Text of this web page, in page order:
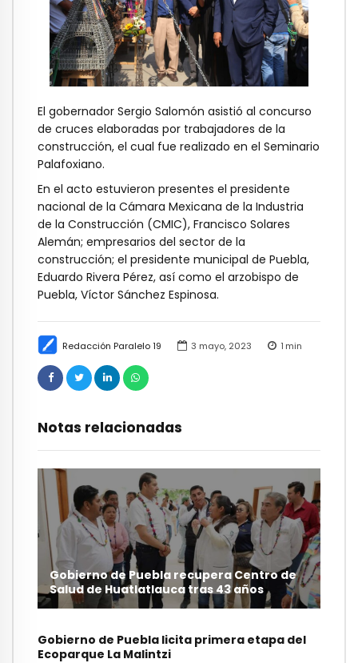
Redacción Paralelo 19 3 mayo, 2023 1 min
Notas relacionadas
Gobierno de Puebla recupera Centro de
Salud de Huatlatlauca tras 43 años
Gobierno de Puebla licita primera etapa del
Ecoparque La Malintzi
El gobernador Sergio Salomón asistió al concurso
de cruces elaboradas por trabajadores de la
construcción, el cual fue realizado en el Seminario
Palafoxiano.
En el acto estuvieron presentes el presidente
nacional de la Cámara Mexicana de la Industria
de la Construcción (CMIC), Francisco Solares
Alemán; empresarios del sector de la
construcción; el presidente municipal de Puebla,
Eduardo Rivera Pérez, así como el arzobispo de
Puebla, Víctor Sánchez Espinosa.